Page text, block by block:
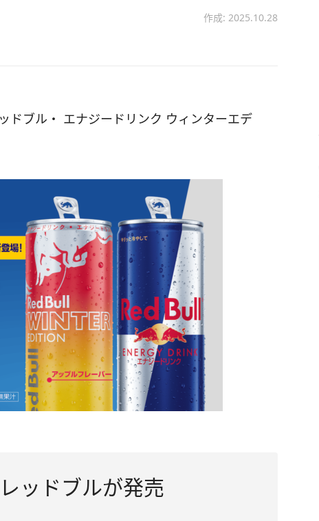
作成: 2025.10.28
ドブル・ エナジードリンク ウィンターエデ
ッドブルが発売